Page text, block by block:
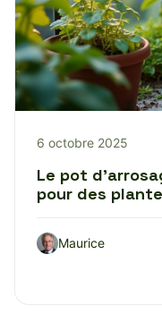
6 octobre 2025
Le pot
pour des
Maurice